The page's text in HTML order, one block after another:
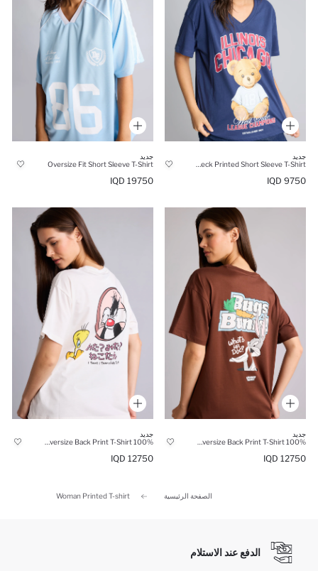
جديد
9750 IQD
جديد
Oversize Fit Short Sleeve T-Shirt
19750 IQD
جديد
12750 IQD
جديد
12750 IQD
الصفحة الرئيسية Woman Printed T-shirt
الدفع عند الاستلام